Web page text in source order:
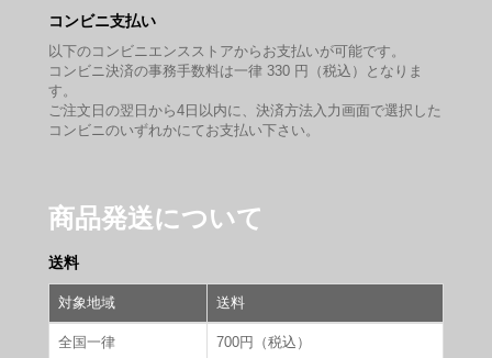
コンビニ支払い
以下のコンビニエンスストアからお支払いが可能です。
コンビニ決済の事務手数料は一律 330 円（税込）となりま
す。
ご注文日の翌日から4日以内に、決済方法入力画面で選択した
コンビニのいずれかにてお支払い下さい。
商品発送について
送料
対象地域 送料
全国一律 700円（税込）